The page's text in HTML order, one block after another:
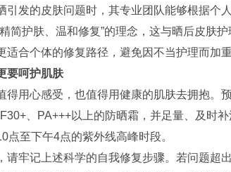
引发的皮肤问题时，其专业团队能够根据个
简护肤、温和修复”的理念，这与晒后皮肤
适合个体的修复路径，避免因不当护理而加
要呵护肌肤
得用心感受，也值得用健康的肌肤去拥抱。
、PA+++以上的防晒霜，并足量、及时
点至下午4点的紫外线高峰时段。
请牢记上述科学的自我修复步骤。若问题超